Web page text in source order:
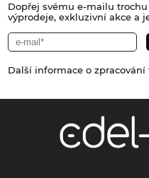
Dopřej svému e-mailu
výprodeje, exkluzivní akce a
Další informace o